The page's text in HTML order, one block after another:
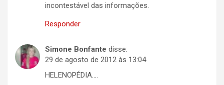
incontestável das informações.
Responder
Simone Bonfante disse:
29 de agosto de 2012 às 13:04
HELENOPÉDIA….